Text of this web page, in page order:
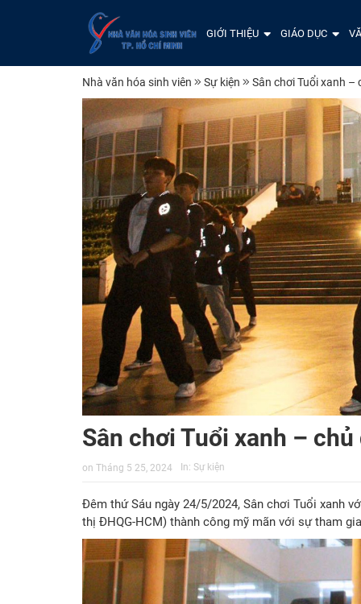
GIỚI THIỆU GIÁO DỤC
Nhà văn hóa sinh viên Sự kiện Sân chơi Tuổi xanh –
Sân chơi Tuổi xanh – chủ
on Tháng 5 25, 2024 In: Sự kiện
Đêm thứ Sáu ngày 24/5/2024, Sân chơi Tuổi xanh
thị ĐHQG-HCM) thành công mỹ mãn với sự tham